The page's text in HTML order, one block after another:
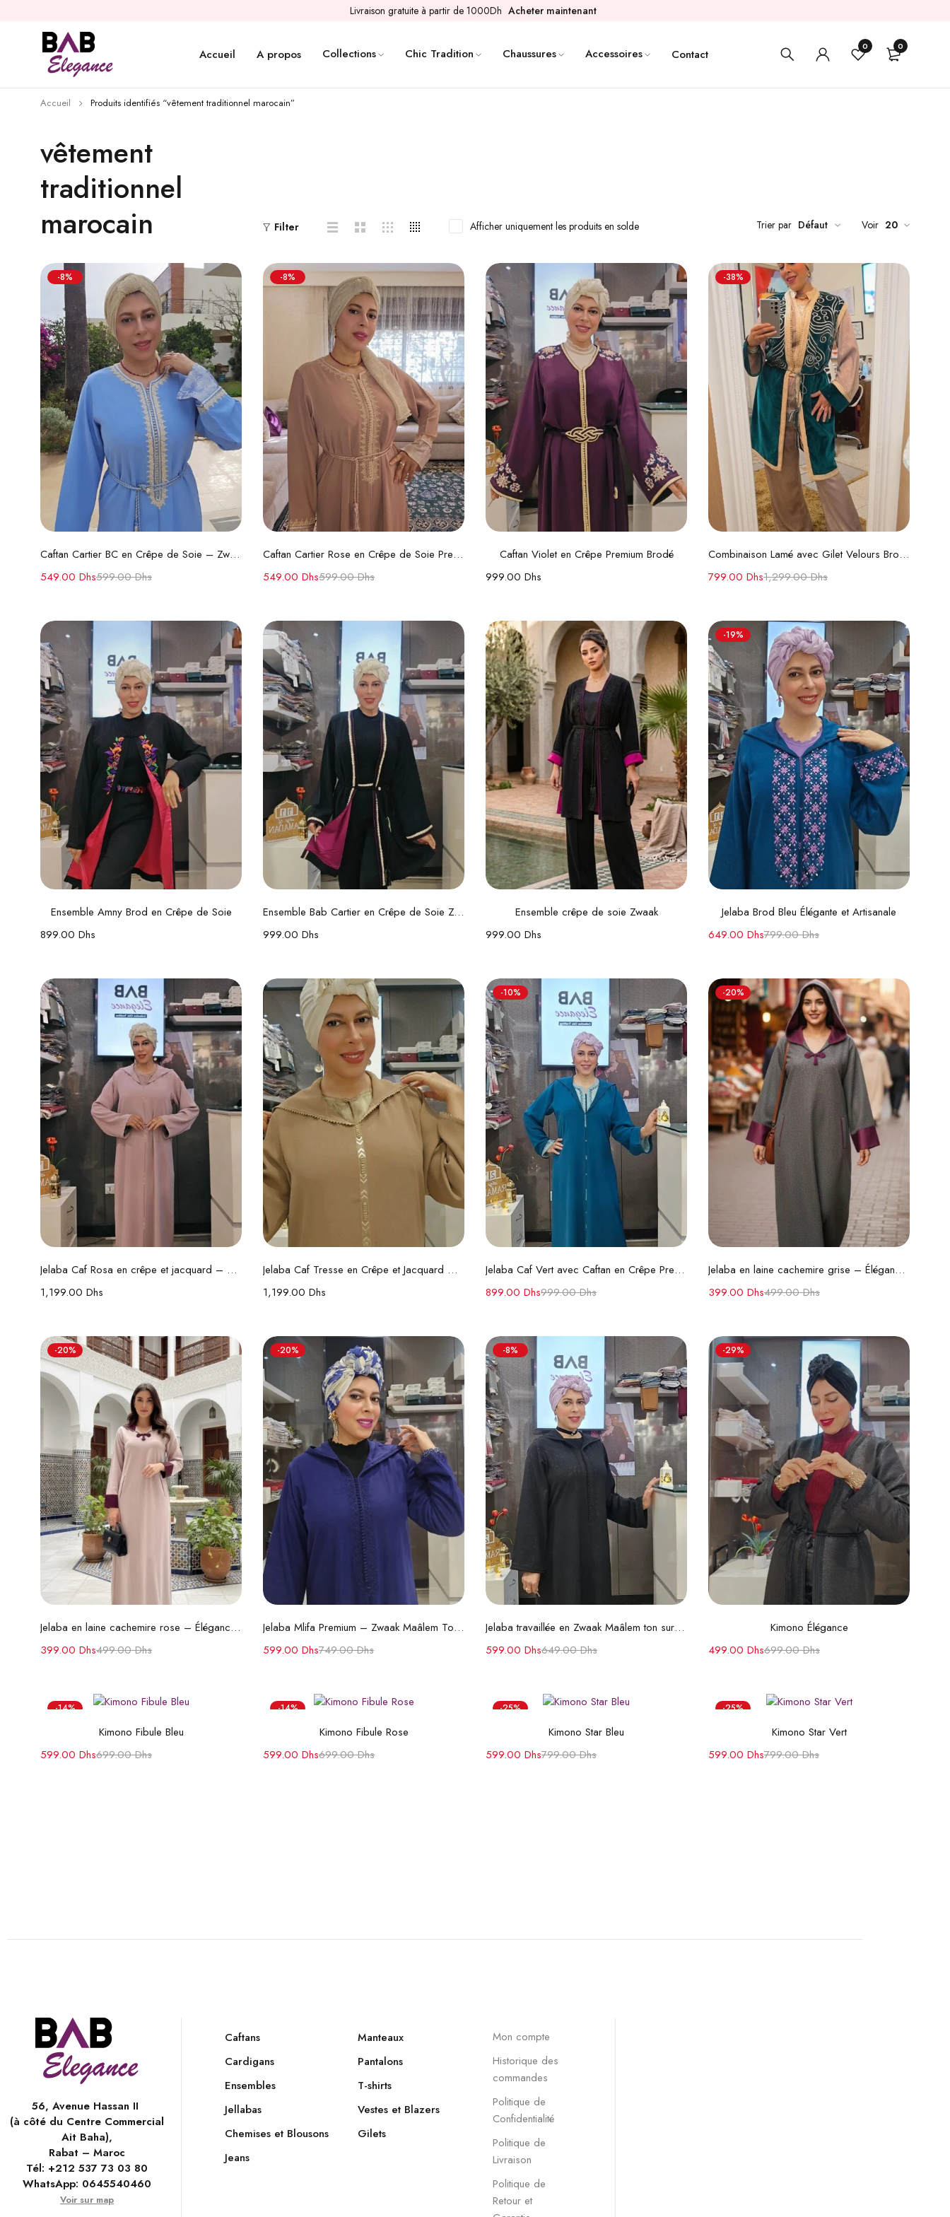
Livraison gratuite à partir de 1000Dh Acheter maintenant
Accueil A propos Collections Chic Tradition Chaussures Accessoires Contact
0 0
vêtement
traditionnel
marocain
Accueil Produits identifiés “vêtement traditionnel marocain”
Filter Trier par Défaut
Afficher uniquement les produits en solde Voir 20
-8%
Choix des options
Caftan Cartier BC en Crêpe de Soie – Zwaak Maâlem et Ceinture en Soie
599.00Dhs
549.00 Dhs
-8%
Ajouter au panier
Caftan Cartier Rose en Crêpe de Soie Premium
599.00Dhs
549.00 Dhs
Choix des options
Caftan Violet en Crêpe Premium Brodé
999.00 Dhs
-38%
Choix des options
Combinaison Lamé avec Gilet Velours Brodé
1,299.00Dhs
799.00 Dhs
Choix des options
Ensemble Amny Brod en Crêpe de Soie
899.00 Dhs
Choix des options
Ensemble Bab Cartier en Crêpe de Soie Zwaak Maâlem
999.00 Dhs
Choix des options
Ensemble crêpe de soie Zwaak
999.00 Dhs
-19%
Choix des options
Jelaba Brod Bleu Élégante et Artisanale
799.00Dhs
649.00 Dhs
Choix des options
Jelaba Caf Rosa en crêpe et jacquard – Travail Randa fait main
1,199.00 Dhs
Choix des options
Jelaba Caf Tresse en Crêpe et Jacquard – Randa Fait Main
1,199.00 Dhs
-10%
Choix des options
Jelaba Caf Vert avec Caftan en Crêpe Premium
999.00Dhs
899.00 Dhs
-20%
Choix des options
Jelaba en laine cachemire grise – Élégance et Chaleur
499.00Dhs
399.00 Dhs
-20%
Choix des options
Jelaba en laine cachemire rose – Élégance et Chaleur
499.00Dhs
399.00 Dhs
-20%
Choix des options
Jelaba Mlifa Premium – Zwaak Maâlem Ton sur Ton
749.00Dhs
599.00 Dhs
-8%
Choix des options
Jelaba travaillée en Zwaak Maâlem ton sur ton
649.00Dhs
599.00 Dhs
-29%
Choix des options
Kimono Élégance
699.00Dhs
499.00 Dhs
-14%
Choix des options
Kimono Fibule Bleu
699.00Dhs
599.00 Dhs
-14%
Choix des options
Kimono Fibule Rose
699.00Dhs
599.00 Dhs
-25%
Choix des options
Kimono Star Bleu
799.00Dhs
599.00 Dhs
-25%
Choix des options
Kimono Star Vert
799.00Dhs
599.00 Dhs
56, Avenue Hassan II
(à côté du Centre Commercial
Ait Baha),
Rabat – Maroc
Tél: +212 537 73 03 80
WhatsApp: 0645540460
Voir sur map
Caftans
Cardigans
Ensembles
Jellabas
Chemises et Blousons
Jeans
Manteaux
Pantalons
T-shirts
Vestes et Blazers
Gilets
Mon compte
Historique des
commandes
Politique de
Confidentialité
Politique de
Livraison
Politique de
Retour et